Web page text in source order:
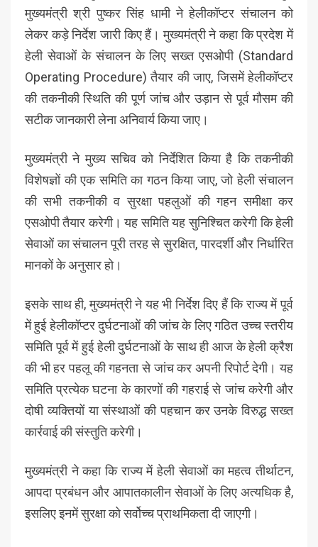
मुख्यमंत्री श्री पुष्कर सिंह धामी ने हेलीकॉप्टर संचालन को
लेकर कड़े निर्देश जारी किए हैं। मुख्यमंत्री ने कहा कि प्रदेश में
हेली सेवाओं के संचालन के लिए सख्त एसओपी (Standard
Operating Procedure) तैयार की जाए, जिसमें हेलीकॉप्टर
की तकनीकी स्थिति की पूर्ण जांच और उड़ान से पूर्व मौसम की
सटीक जानकारी लेना अनिवार्य किया जाए।
मुख्यमंत्री ने मुख्य सचिव को निर्देशित किया है कि तकनीकी
विशेषज्ञों की एक समिति का गठन किया जाए, जो हेली संचालन
की सभी तकनीकी व सुरक्षा पहलुओं की गहन समीक्षा कर
एसओपी तैयार करेगी। यह समिति यह सुनिश्चित करेगी कि हेली
सेवाओं का संचालन पूरी तरह से सुरक्षित, पारदर्शी और निर्धारित
मानकों के अनुसार हो।
इसके साथ ही, मुख्यमंत्री ने यह भी निर्देश दिए हैं कि राज्य में पूर्व
में हुई हेलीकॉप्टर दुर्घटनाओं की जांच के लिए गठित उच्च स्तरीय
समिति पूर्व में हुई हेली दुर्घटनाओं के साथ ही आज के हेली क्रैश
की भी हर पहलू की गहनता से जांच कर अपनी रिपोर्ट देगी। यह
समिति प्रत्येक घटना के कारणों की गहराई से जांच करेगी और
दोषी व्यक्तियों या संस्थाओं की पहचान कर उनके विरुद्ध सख्त
कार्रवाई की संस्तुति करेगी।
मुख्यमंत्री ने कहा कि राज्य में हेली सेवाओं का महत्व तीर्थाटन,
आपदा प्रबंधन और आपातकालीन सेवाओं के लिए अत्यधिक है,
इसलिए इनमें सुरक्षा को सर्वोच्च प्राथमिकता दी जाएगी।